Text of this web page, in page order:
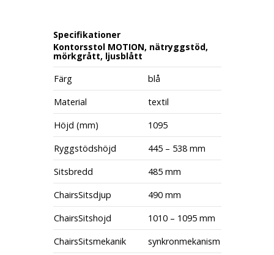
Specifikationer
Kontorsstol MOTION, nätryggstöd,
mörkgrått, ljusblått
Färg
blå
Material
textil
Höjd (mm)
1095
Ryggstödshöjd
445 – 538 mm
Sitsbredd
485 mm
ChairsSitsdjup
490 mm
ChairsSitshojd
1010 – 1095 mm
ChairsSitsmekanik
synkronmekanism